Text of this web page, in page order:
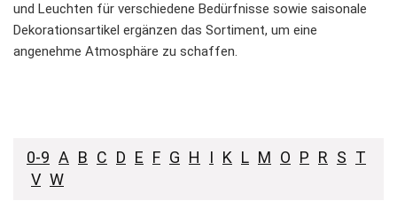
und Leuchten für verschiedene Bedürfnisse sowie saisonale
Dekorationsartikel ergänzen das Sortiment, um eine
angenehme Atmosphäre zu schaffen.
0-9 A B C D E F G H I K L M O P R S T
V W